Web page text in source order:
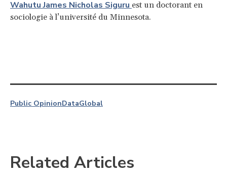
Wahutu James Nicholas Siguru est un doctorant en
sociologie à l’université du Minnesota.
Public OpinionDataGlobal
Related Articles